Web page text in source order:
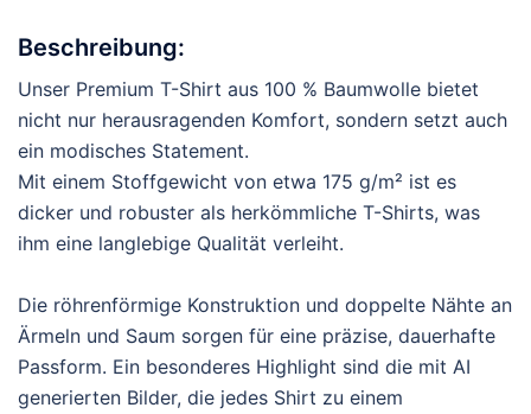
Beschreibung:
Unser Premium T-Shirt aus 100 % Baumwolle bietet
nicht nur herausragenden Komfort, sondern setzt auch
ein modisches Statement.
Mit einem Stoffgewicht von etwa 175 g/m² ist es
dicker und robuster als herkömmliche T-Shirts, was
ihm eine langlebige Qualität verleiht.
Die röhrenförmige Konstruktion und doppelte Nähte an
Ärmeln und Saum sorgen für eine präzise, dauerhafte
Passform. Ein besonderes Highlight sind die mit AI
generierten Bilder, die jedes Shirt zu einem